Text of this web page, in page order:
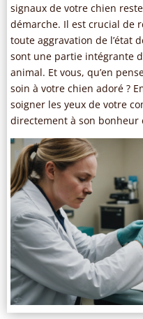
signaux de votre chien
démarche. Il est crucial de
toute aggravation de l’état
sont une partie intégrante
animal. Et vous, qu’en
soin à votre chien adoré ?
soigner les yeux de votre
directement à son bonheur